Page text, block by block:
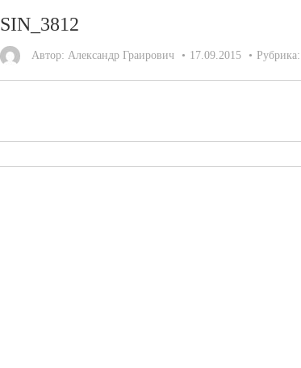
SIN_3812
Автор: Александр Граирович 17.09.2015 Рубрика: